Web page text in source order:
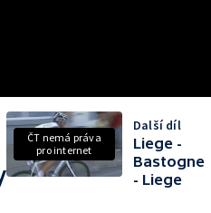
ČT nemá práva
pro internet
Další díl
Liege -
Bastogne
- Liege